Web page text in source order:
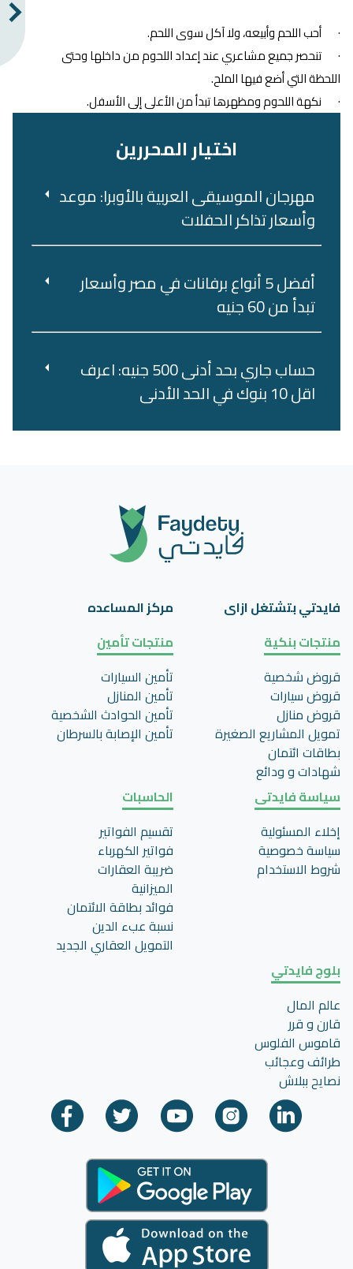
· أحب اللحم وأبيعه، ولا آكل سوى اللحم.
· تنحصر جميع مشاعري عند إعداد اللحوم من داخلها وحتى
اللحظة التي أضع فيها الملح.
· نكهة اللحوم ومظهرها تبدأ من الأعلى إلى الأسفل.
اختيار المحررين
مهرجان الموسيقى العربية بالأوبرا: موعد
وأسعار تذاكر الحفلات
أفضل 5 أنواع برفانات في مصر وأسعار
تبدأ من 60 جنيه
حساب جاري بحد أدنى 500 جنيه: اعرف
اقل 10 بنوك في الحد الأدنى
فايدتي بتشتغل ازاى
مركز المساعده
منتجات بنكية
قروض شخصية
قروض سيارات
قروض منازل
تمويل المشاريع الصغيرة
بطاقات ائتمان
شهادات و ودائع
منتجات تأمين
تأمين السيارات
تأمين المنازل
تأمين الحوادث الشخصية
تأمين اﻹصابة بالسرطان
سياسة فايدتى
إخلاء المسئولية
سياسة خصوصية
شروط الاستخدام
الحاسبات
تقسيم الفواتير
فواتير الكهرباء
ضريبة العقارات
الميزانية
فوائد بطاقة الائتمان
نسبة عبء الدين
التمويل العقاري الجديد
بلوج فايدتي
عالم المال
قارن و قرر
قاموس الفلوس
طرائف وعجائب
نصايح ببلاش